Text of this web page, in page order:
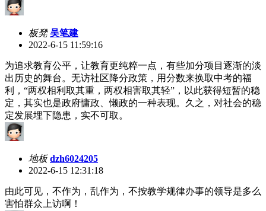
板凳 吴笔建
2022-6-15 11:59:16
为追求教育公平，让教育更纯粹一点，有些加分项目逐渐的淡
出历史的舞台。无访社区降分政策，用分数来换取中考的福
利，“两权相利取其重，两权相害取其轻”，以此获得短暂的稳
定，其实也是政府慵政、懒政的一种表现。久之，对社会的稳
定发展埋下隐患，实不可取。
地板 dzh6024205
2022-6-15 12:31:18
由此可见，不作为，乱作为，不按教学规律办事的领导是多么
害怕群众上访啊！